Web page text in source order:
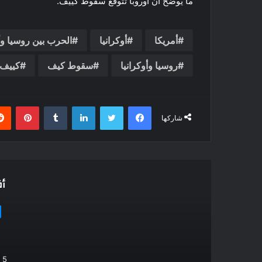
أمريكا أوكرانيا الحرب بين روسيا
روسيا وأوكرانيا سقوط كيف كييف
شاركها
فيسبوك تويتر لينكدإن
5 أكتوبر، 2024